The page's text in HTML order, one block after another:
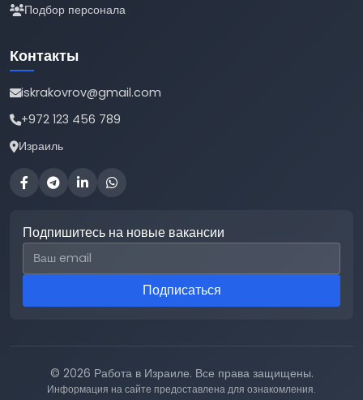
Подбор персонала
Контакты
iskrakovrov@gmail.com
+972 123 456 789
Израиль
Подпишитесь на новые вакансии
Email для подписки
Подписаться
© 2026 Работа в Израиле. Все права защищены.
Информация на сайте предоставлена для ознакомления.